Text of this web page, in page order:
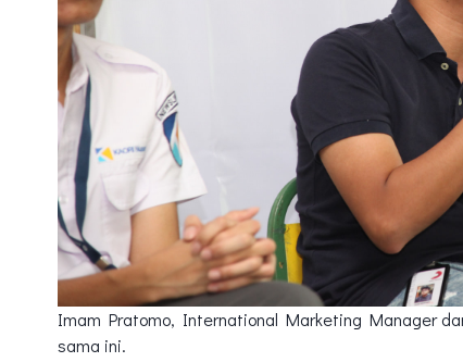
Imam Pratomo, International Marketing Manager
sama ini.